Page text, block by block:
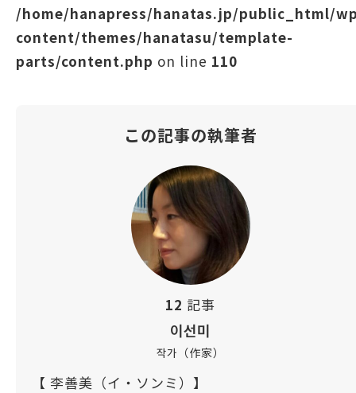
/home/hanapress/hanatas.jp/public_html/
content/themes/hanatasu/template-
parts/content.php on line 110
この記事の執筆者
12 記事
이선미
작가（作家）
【 李善美（イ・ソンミ）】